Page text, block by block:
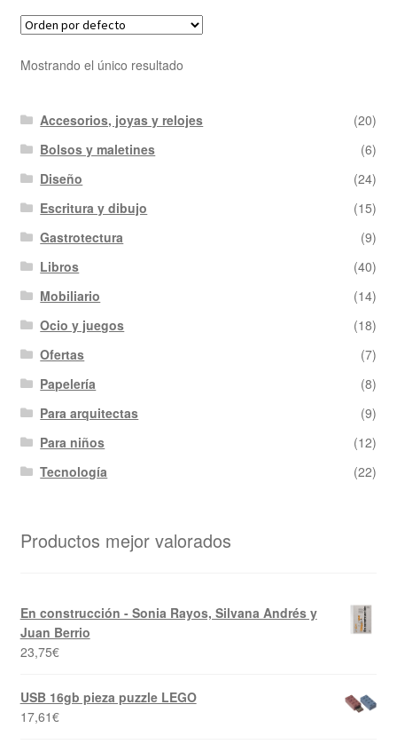
Mostrando el único resultado
Accesorios, joyas y relojes
(20)
Bolsos y maletines
(6)
Diseño
(24)
Escritura y dibujo
(15)
Gastrotectura
(9)
Libros
(40)
Mobiliario
(14)
Ocio y juegos
(18)
Ofertas
(7)
Papelería
(8)
Para arquitectas
(9)
Para niños
(12)
Tecnología
(22)
Productos mejor valorados
En construcción - Sonia Rayos, Silvana Andrés y
Juan Berrio
23,75€
USB 16gb pieza puzzle LEGO
17,61€